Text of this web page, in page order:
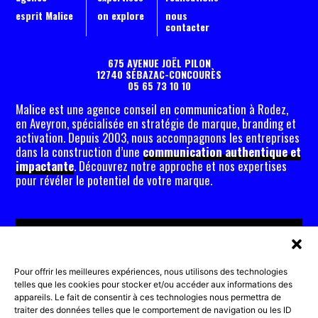
Pour offrir les meilleures expériences, nous utilisons des technologies
telles que les cookies pour stocker et/ou accéder aux informations des
appareils. Le fait de consentir à ces technologies nous permettra de
traiter des données telles que le comportement de navigation ou les ID
Malice est une agence conseil en communication à Rodez,
en Aveyron, spécialisée en stratégie de marque, branding et
activation. Depuis 2003, nous accompagnons les entreprises
dans la construction d’unecommunication authentique et
impactante. Découvrez notre approche et nos expertises
pour révéler le potentiel de votre marque.
esprit Malice
on explore
nous
contacter
675 AVENUE JOËL PILON
12740 SÉBAZAC-CONCOURÈS
05 65 73 10 10
communication mérite
d’être accompagnée !